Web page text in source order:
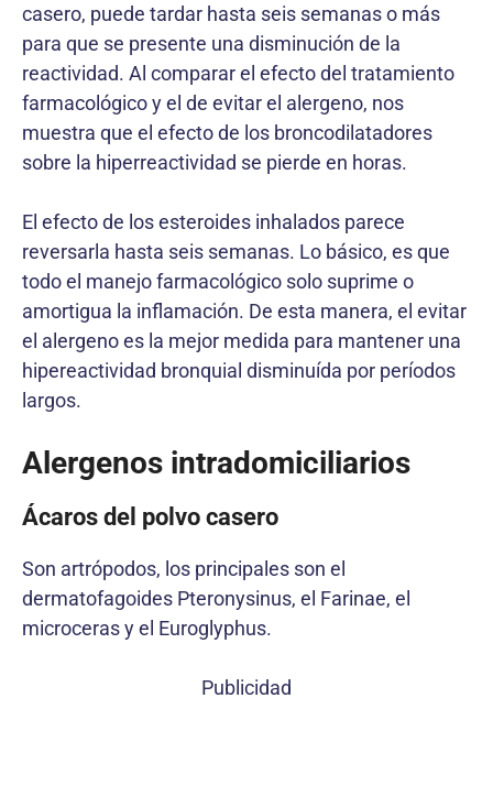
casero, puede tardar hasta seis semanas o más
para que se presente una disminución de la
reactividad. Al comparar el efecto del tratamiento
farmacológico y el de evitar el alergeno, nos
muestra que el efecto de los broncodilatadores
sobre la hiperreactividad se pierde en horas.
El efecto de los esteroides inhalados parece
reversarla hasta seis semanas. Lo básico, es que
todo el manejo farmacológico solo suprime o
amortigua la inflamación. De esta manera, el evitar
el alergeno es la mejor medida para mantener una
hipereactividad bronquial disminuída por períodos
largos.
Alergenos intradomiciliarios
Ácaros del polvo casero
Son artrópodos, los principales son el
dermatofagoides Pteronysinus, el Farinae, el
microceras y el Euroglyphus.
Publicidad